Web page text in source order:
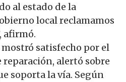
al estado de la
local reclamamos
afirmó.
satisfecho por el
reparación, alertó sobre
soporta la vía. Según